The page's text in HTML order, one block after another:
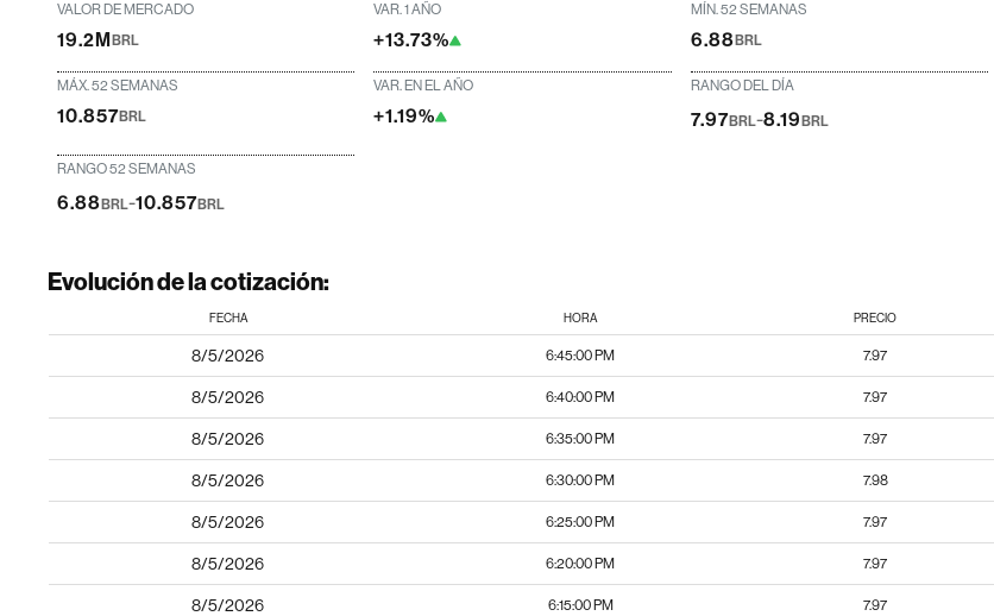
VALOR DE MERCADO
19.2MBRL
VAR. 1 AÑO
+13.73%
MÍN. 52 SEMANAS
6.88BRL
MÁX. 52 SEMANAS
10.857BRL
VAR. EN EL AÑO
+1.19%
RANGO DEL DÍA
7.97BRL-8.19 BRL
RANGO 52 SEMANAS
6.88BRL-10.857BRL
Evolución de la cotización:
FECHA HORA PRECIO
8/5/2026 6:45:00 PM 7.97
8/5/2026 6:40:00 PM 7.97
8/5/2026 6:35:00 PM 7.97
8/5/2026 6:30:00 PM 7.98
8/5/2026 6:25:00 PM 7.97
8/5/2026 6:20:00 PM 7.97
8/5/2026 6:15:00 PM 7.97